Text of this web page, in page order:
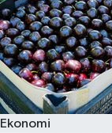
Ekonomi